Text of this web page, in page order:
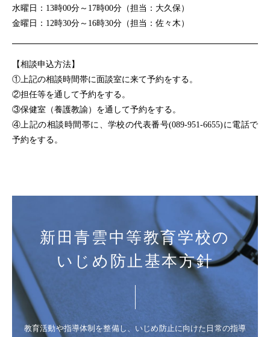
水曜日：13時00分～17時00分（担当：大久保）
金曜日：12時30分～16時30分（担当：佐々木）
【相談申込方法】
①上記の相談時間帯に面談室に来て予約をする。
②担任等を通して予約をする。
③保健室（養護教諭）を通して予約をする。
④上記の相談時間帯に、学校の代表番号(089-951-6655)に電話で
予約をする。
新田青雲中等教育学校の
いじめ防止基本方針
教育活動や指導体制を整備し、いじめ防止に向けた日常の指導